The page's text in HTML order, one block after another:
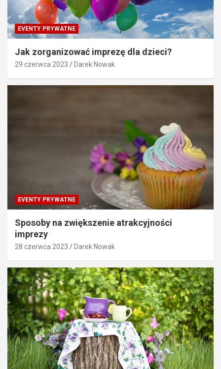
EVENTY PRYWATNE
Jak zorganizować imprezę dla dzieci?
29 czerwca 2023 Darek Nowak
EVENTY PRYWATNE
Sposoby na zwiększenie atrakcyjności
imprezy
28 czerwca 2023 Darek Nowak